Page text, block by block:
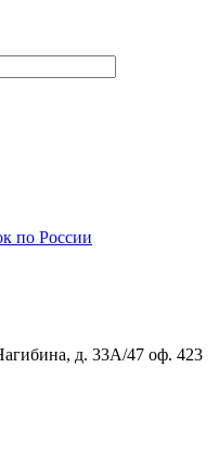
по России
д. 33А/47 оф. 423